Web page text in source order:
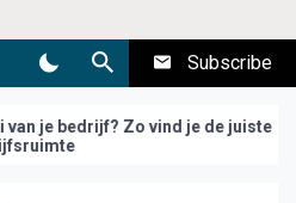
Subscribe
Meer ruimte in huis? Zo